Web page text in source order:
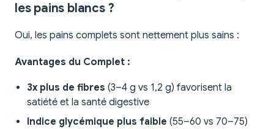
les pains blancs ?
Oui, les pains complets sont nettement plus sains :
Avantages du Complet :
3x plus de fibres (3–4 g vs 1,2 g) favorisent la
satiété et la santé digestive
Indice glycémique plus faible (55–60 vs 70–75)